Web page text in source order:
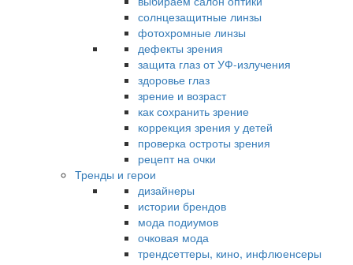
солнцезащитные линзы
фотохромные линзы
дефекты зрения
защита глаз от УФ-излучения
здоровье глаз
зрение и возраст
как сохранить зрение
коррекция зрения у детей
проверка остроты зрения
рецепт на очки
Тренды и герои
дизайнеры
истории брендов
мода подиумов
очковая мода
трендсеттеры, кино, инфлюенсеры